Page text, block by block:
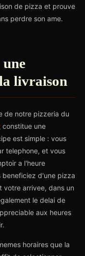
de pizza et prouve
perdre son ame.
livraison
de notre pizzeria du
constitue une
est simple : vous
telephone, et vous
a l'heure
beneficiez d'une pizza
votre arrivee, dans un
le delai de
aux heures
horaires que la